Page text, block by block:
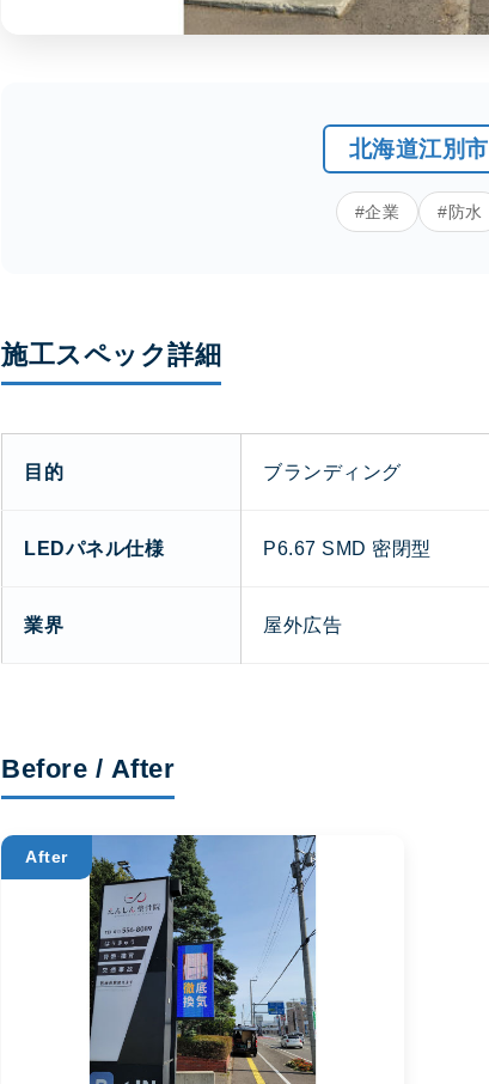
北海道江別市
#企業 #防水
施工スペック詳細
目的 ブランディング
LEDパネル仕様 P6.67 SMD 密閉型
業界 屋外広告
Before / After
After